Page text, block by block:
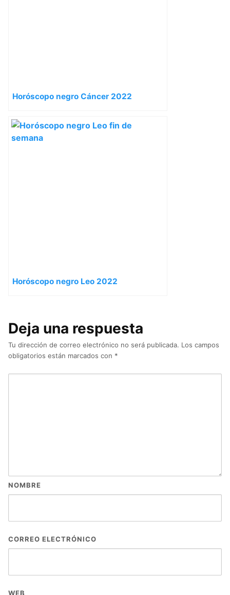
Horóscopo negro Cáncer 2022
Horóscopo negro Leo 2022
Deja una respuesta
Tu dirección de correo electrónico no será publicada. Los campos
obligatorios están marcados con *
NOMBRE
CORREO ELECTRÓNICO
WEB